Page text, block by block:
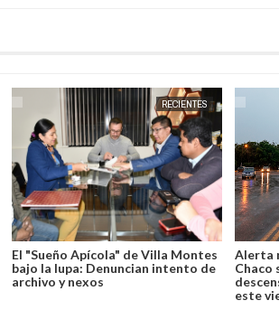
RECIENTES
El "Sueño Apícola" de Villa Montes
bajo la lupa: Denuncian intento de
archivo y nexos
Alerta
Chaco
este